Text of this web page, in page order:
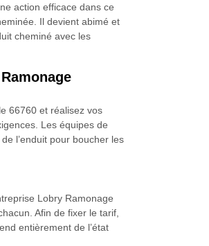
action efficace dans ce
Il devient abimé et
cheminé avec les
66760 et réalisez vos
Les équipes de
l’enduit pour boucher les
Lobry Ramonage
Afin de fixer le tarif,
entièrement de l’état